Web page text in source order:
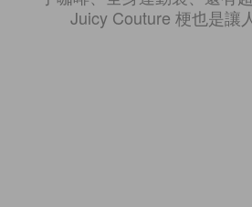
Juicy Couture 梗也是讓